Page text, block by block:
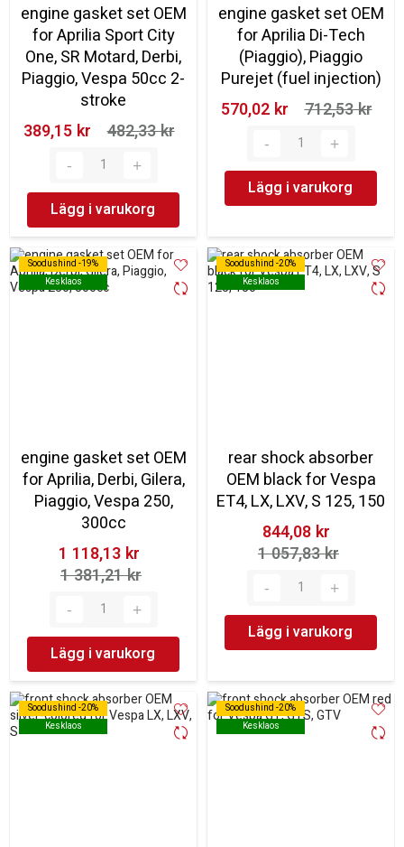
engine gasket set OEM
for Aprilia Sport City
One, SR Motard, Derbi,
Piaggio, Vespa 50cc 2-
stroke
389,15 kr‎
482,33 kr‎
Lägg i varukorg
engine gasket set OEM
for Aprilia Di-Tech
(Piaggio), Piaggio
Purejet (fuel injection)
570,02 kr‎
712,53 kr‎
Lägg i varukorg
Soodushind -19%
Kesklaos
Soodushind -19%
Kesklaos
engine gasket set OEM
for Aprilia, Derbi, Gilera,
Piaggio, Vespa 250,
300cc
1 118,13 kr‎
1 381,21 kr‎
Lägg i varukorg
Soodushind -20%
Kesklaos
Soodushind -20%
Kesklaos
rear shock absorber
OEM black for Vespa
ET4, LX, LXV, S 125, 150
844,08 kr‎
1 057,83 kr‎
Lägg i varukorg
Soodushind -20%
Kesklaos
Soodushind -20%
Kesklaos
Soodushind -20%
Kesklaos
Soodushind -20%
Kesklaos